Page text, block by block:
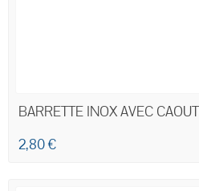
BARRETTE INOX AVEC
2,80 €